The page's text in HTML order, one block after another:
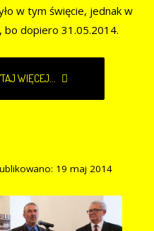
w tym święcie, jednak w
bo dopiero 31.05.2014.
WIĘCEJ...
19 maj 2014